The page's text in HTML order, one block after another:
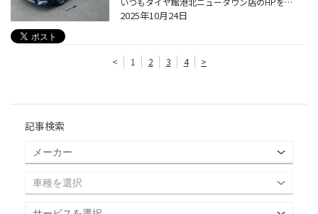
2025年10月24日
< 1 2 3 4 >
記事検索